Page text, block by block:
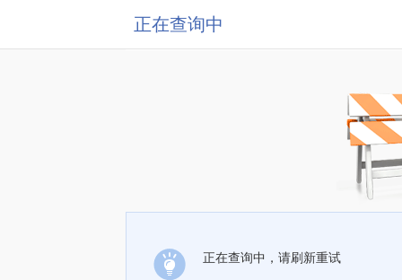
正在查询中
正在查询中，请刷新重试